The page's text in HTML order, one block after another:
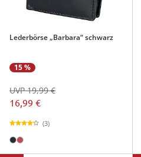
Lederbörse „Barbara“ schwarz
15 %
16,99 €
UVP 19,99 €
(3)